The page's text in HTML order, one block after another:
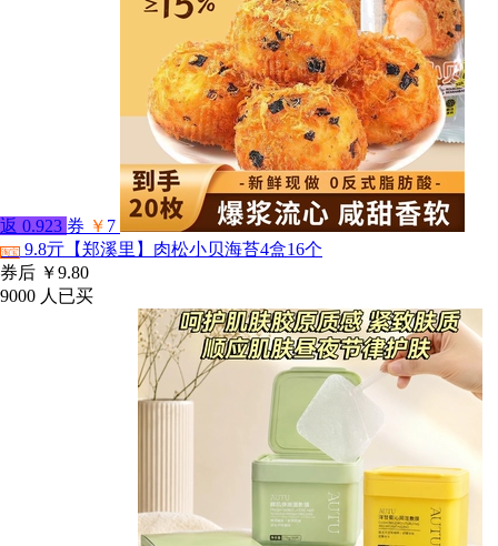
返 0.923 券 ￥ 7
淘宝 9.8亓【郑溪里】肉松小贝海苔4盒16个
券后 ￥9.80
9000 人已买